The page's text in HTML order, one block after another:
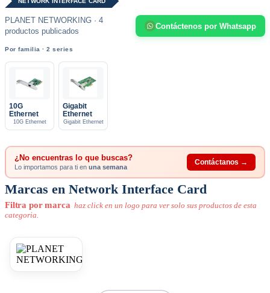
PLANET NETWORKING · 4
productos publicados
Contáctenos por Whatsapp
Por familia · 2 series
10G
Ethernet
10G Ethernet
Gigabit
Ethernet
Gigabit Ethernet
¿No encuentras lo que buscas?
Lo importamos para ti en una semana
Contáctanos →
Marcas en Network Interface Card
Filtra por marca haz click en un logo para ver solo sus productos de esta
categoria.